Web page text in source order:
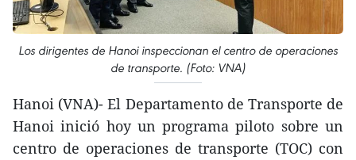
Los dirigentes de Hanoi inspeccionan el centro de operaciones
de transporte. (Foto: VNA)
Hanoi (VNA)- El Departamento de Transporte de
Hanoi inició hoy un programa piloto sobre un
centro de operaciones de transporte (TOC) con